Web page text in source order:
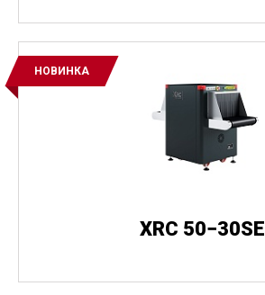
НОВИНКА
XRC 50−30SE